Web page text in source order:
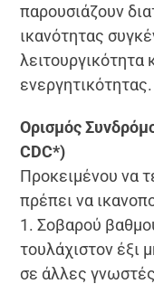
παρουσιάζουν
ικανότητας
ενεργητικότητας.
Ορισμός
CDC*)
Προκειμένου να
πρέπει να
1. Σοβαρού
τουλάχιστον έξι
σε άλλες